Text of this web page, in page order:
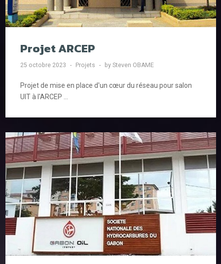
Projet ARCEP
25 octobre 2023 Projets by Steven OBAME
Projet de mise en place d'un cœur du réseau pour salon
UIT à l'ARCEP ...